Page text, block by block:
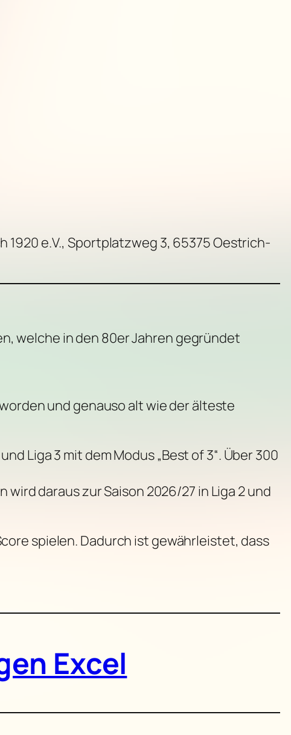
1920 e.V., Sportplatzweg 3, 65375 Oestrich-
welche in den 80er Jahren gegründet
und genauso alt wie der älteste
Liga 3 mit dem Modus „Best of 3“. Über 300
wird daraus zur Saison 2026/27 in Liga 2 und
spielen. Dadurch ist gewährleistet, dass
Excel